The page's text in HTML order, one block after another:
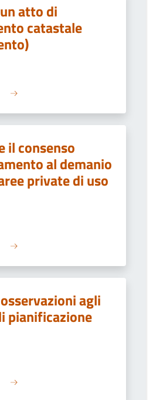
atto di
catastale
il consenso
al demanio
private di uso
agli
pianificazione